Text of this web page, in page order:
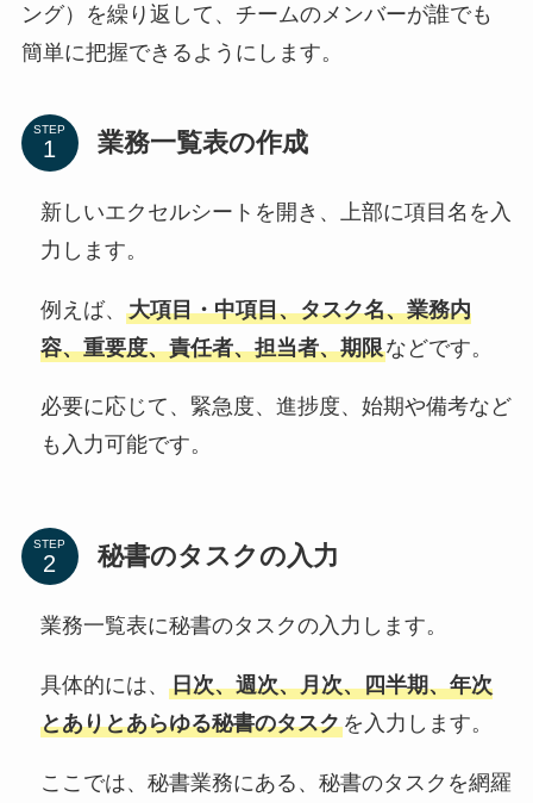
ング）を繰り返して、チームのメンバーが誰でも
簡単に把握できるようにします。
STEP 業務一覧表の作成
新しいエクセルシートを開き、上部に項目名を入
力します。
例えば、 大項目・中項目、タスク名、業務内
容、重要度、責任者、担当者、期限などです。
必要に応じて、緊急度、進捗度、始期や備考など
も入力可能です。
STEP 秘書のタスクの入力
業務一覧表に秘書のタスクの入力します。
具体的には、 日次、週次、月次、四半期、年次
とありとあらゆる秘書のタスクを入力します。
ここでは、秘書業務にある、秘書のタスクを網羅